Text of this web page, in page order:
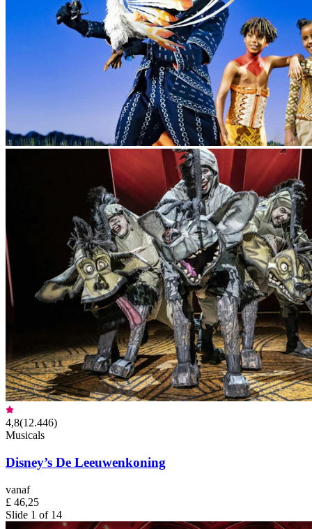
4,8(12.446)
Musicals
Disney’s De Leeuwenkoning
vanaf
£ 46,25
Slide 1 of 14